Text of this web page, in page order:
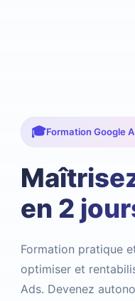
Formation Google
en 2
Formation pratique
optimiser et
Ads. Devenez